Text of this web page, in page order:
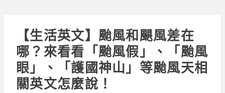
【生活英文】颱風和颶風差在
哪？來看看「颱風假」、「颱風
眼」、「護國神山」等颱風天相
關英文怎麼說！